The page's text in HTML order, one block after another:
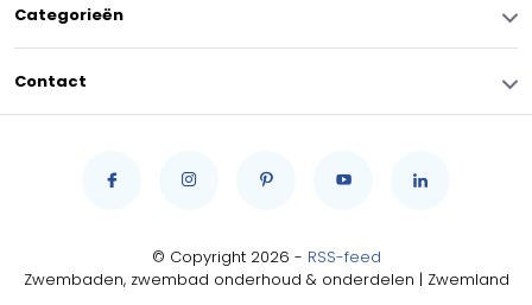
Categorieën
Contact
© Copyright 2026 - RSS-feed
Zwembaden, zwembad onderhoud & onderdelen | Zwemland